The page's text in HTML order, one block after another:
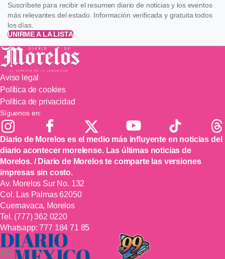
Suscríbete para recibir el resumen diario de noticias y los eventos
más relevantes del estado. Información verificada y gratuita todos
los días.
UNIRME A LA LISTA
Aviso legal
Política de cookies
Política de privacidad
Síguenos en:
Diario de Morelos es el medio más influyente en noticias del
diario acontecer morelense. Las últimas noticias de
Morelos. / Diario de Morelos te comparte las versiones
impresas sin costo.
Av. Morelos Sur No. 132
Col. Las Palmas 62050
Cuernavaca, Morelos
Tel. (777) 362 0220
Whatsapp:777 184 71 85